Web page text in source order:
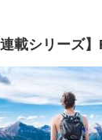
載シリーズ